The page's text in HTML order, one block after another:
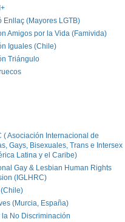
Enllaç (Mayores LGTB)
Amigos por la Vida (Famivida)
Iguales (Chile)
Triángulo
( Asociación Internacional de
Gays, Bisexuales, Trans e Intersex
Latina y el Caribe)
Gay & Lesbian Human Rights
(IGLHRC)
(Chile)
(Murcia, España)
la No Discriminación